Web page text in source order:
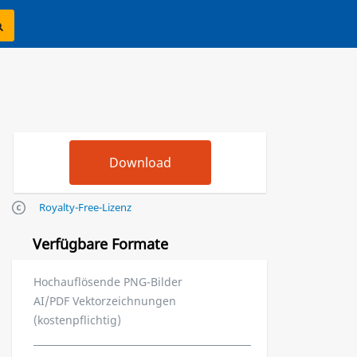
Royalty-Free-Lizenz
Verfügbare Formate
Hochauflösende PNG-Bilder
AI/PDF Vektorzeichnungen
(kostenpflichtig)